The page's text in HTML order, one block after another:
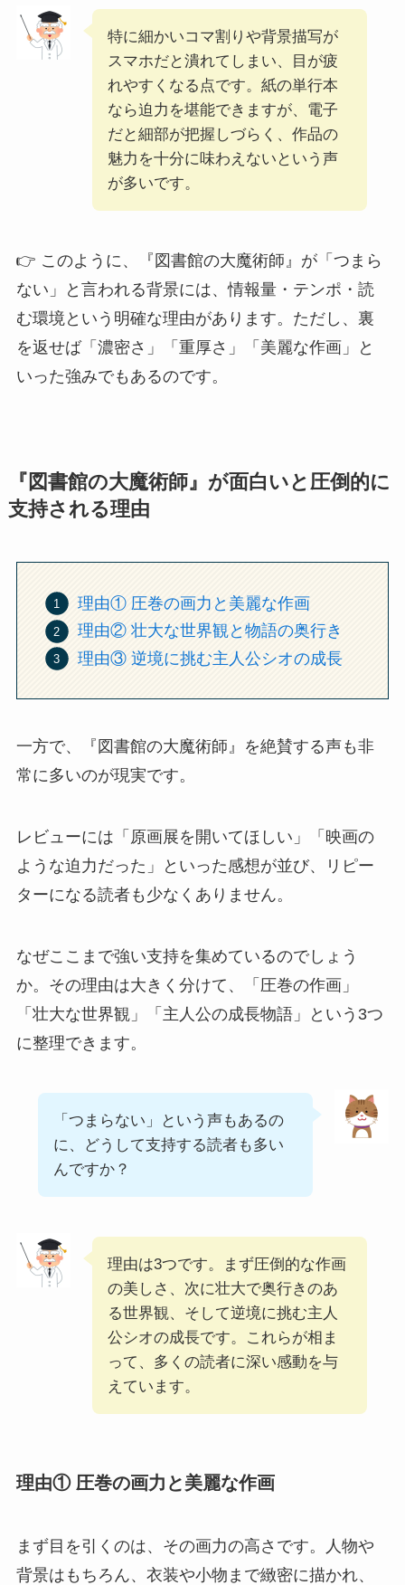
特に細かいコマ割りや背景描写が
スマホだと潰れてしまい、目が疲
れやすくなる点です。紙の単行本
なら迫力を堪能できますが、電子
だと細部が把握しづらく、作品の
魅力を十分に味わえないという声
が多いです。
👉 このように、『図書館の大魔術師』が「つまら
ない」と言われる背景には、情報量・テンポ・読
む環境という明確な理由があります。ただし、裏
を返せば「濃密さ」「重厚さ」「美麗な作画」と
いった強みでもあるのです。
『図書館の大魔術師』が面白いと圧倒的に
支持される理由
理由① 圧巻の画力と美麗な作画
理由② 壮大な世界観と物語の奥行き
理由③ 逆境に挑む主人公シオの成長
一方で、『図書館の大魔術師』を絶賛する声も非
常に多いのが現実です。
レビューには「原画展を開いてほしい」「映画の
ような迫力だった」といった感想が並び、リピー
ターになる読者も少なくありません。
なぜここまで強い支持を集めているのでしょう
か。その理由は大きく分けて、「圧巻の作画」
「壮大な世界観」「主人公の成長物語」という3つ
に整理できます。
「つまらない」という声もあるの
に、どうして支持する読者も多い
んですか？
理由は3つです。まず圧倒的な作画
の美しさ、次に壮大で奥行きのあ
る世界観、そして逆境に挑む主人
公シオの成長です。これらが相ま
って、多くの読者に深い感動を与
えています。
理由① 圧巻の画力と美麗な作画
まず目を引くのは、その画力の高さです。人物や
背景はもちろん、衣装や小物まで緻密に描かれ、